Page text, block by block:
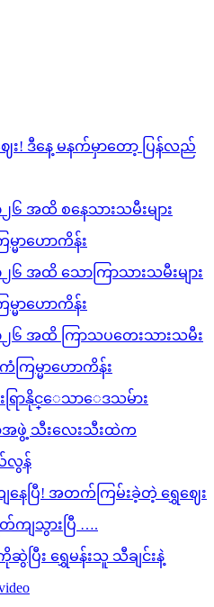
း! ဒီနေ့ မနက်မှာတော့ ပြန်လည်
၂၆ အထိ စနေသားသမီးများ
ာဟောကိန်း
၂၆ အထိ သောကြာသားသမီးများ
ာဟောကိန်း
၀၂၆ အထိ ကြာသပတေးသားသမီး
ြမ္မာဟောကိန်း
ရြာနိုင္ေသာေဒသမ်ား
အဖွဲ့ သီးလေးသီးထဲက
လွန်
ေပြီ! အတက်ကြမ်းခဲ့တဲ့ ရွှေဈေး
ကျသွားပြီ ….
ြီး ရွှေမန်းသူ သီချင်းနဲ့